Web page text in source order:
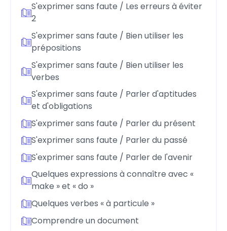
S'exprimer sans faute / Les erreurs à éviter
2
S'exprimer sans faute / Bien utiliser les
prépositions
S'exprimer sans faute / Bien utiliser les
verbes
S'exprimer sans faute / Parler d'aptitudes
et d'obligations
S'exprimer sans faute / Parler du présent
S'exprimer sans faute / Parler du passé
S'exprimer sans faute / Parler de l'avenir
Quelques expressions à connaître avec «
make » et « do »
Quelques verbes « à particule »
Comprendre un document